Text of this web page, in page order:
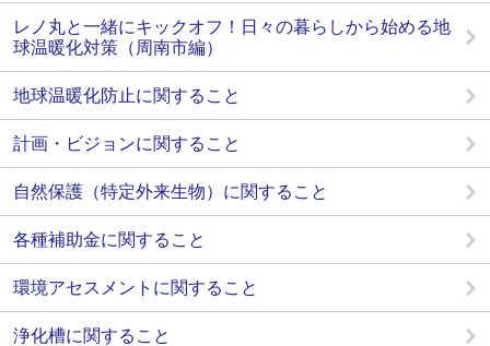
レノ丸と一緒にキックオフ！日々の暮らしから始める地
球温暖化対策（周南市編）
地球温暖化防止に関すること
計画・ビジョンに関すること
自然保護（特定外来生物）に関すること
各種補助金に関すること
環境アセスメントに関すること
浄化槽に関すること